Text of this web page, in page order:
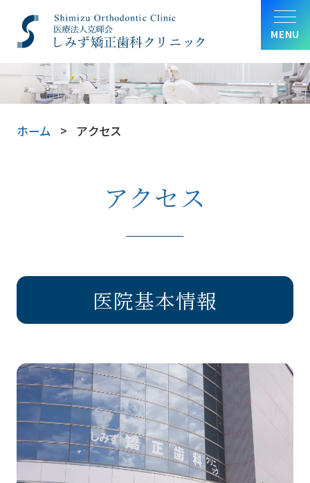
MENU
ホーム アクセス
アクセス
医院基本情報